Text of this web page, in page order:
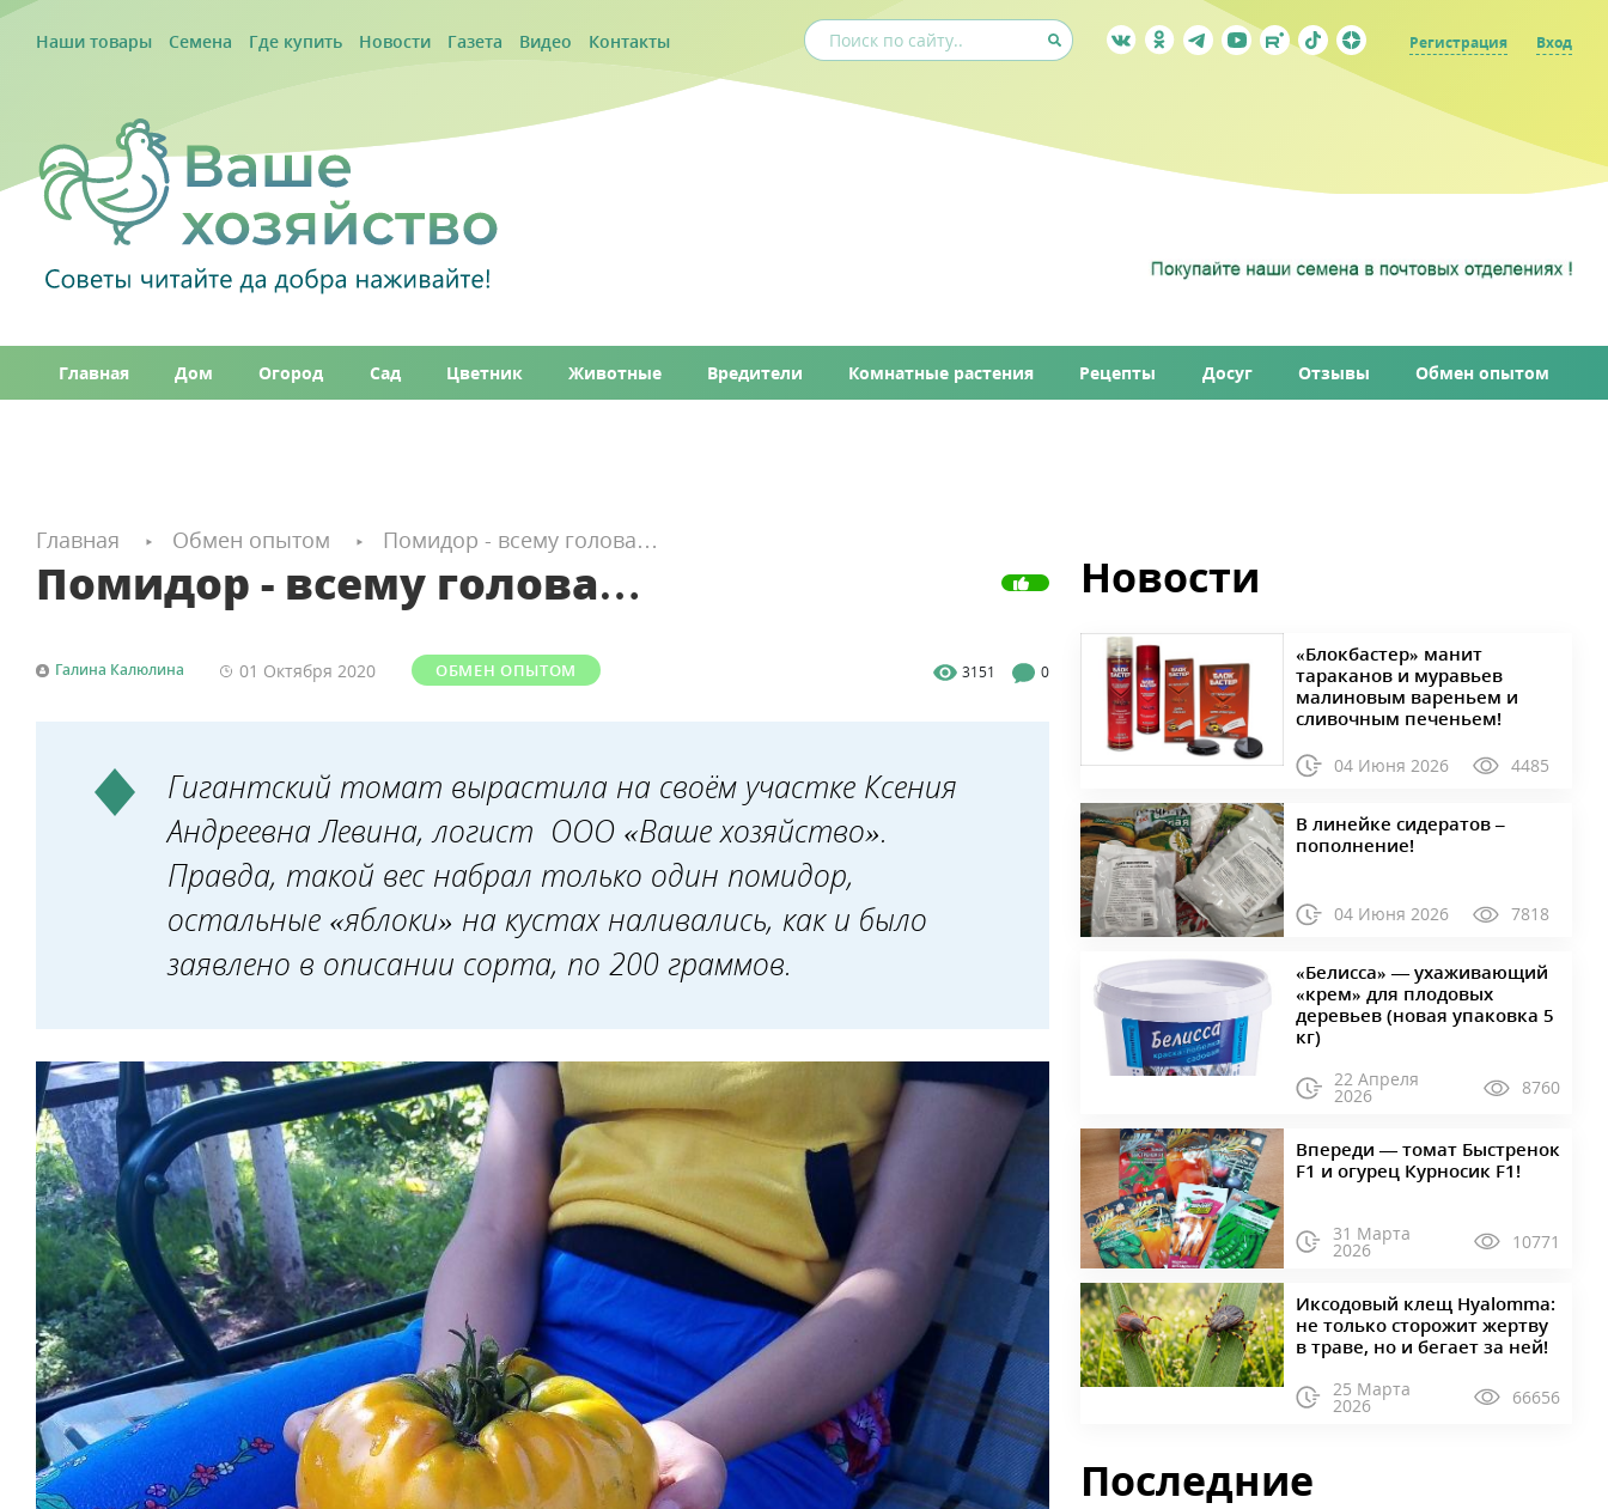
Наши товары Семена Где купить Новости Газета Видео Контакты Регистрация Вход
Главная Дом Огород Сад Цветник Животные Вредители Комнатные растения Рецепты Досуг Отзывы Обмен опытом
Главная Обмен опытом Помидор - всему голова…
Помидор - всему голова…
Галина Калюлина 01 Октября 2020 ОБМЕН ОПЫТОМ 3151 0
Гигантский томат вырастила на своём участке Ксения
Андреевна Левина, логист ООО «Ваше хозяйство».
Правда, такой вес набрал только один помидор,
остальные «яблоки» на кустах наливались, как и было
заявлено в описании сорта, по 200 граммов.
Новости
«Блокбастер» манит
тараканов и муравьев
малиновым вареньем и
сливочным печеньем!
04 Июня 2026 4485
В линейке сидератов –
пополнение!
04 Июня 2026 7818
«Белисса» — ухаживающий
«крем» для плодовых
деревьев (новая упаковка 5
кг)
22 Апреля
2026 8760
Впереди — томат Быстренок
F1 и огурец Курносик F1!
31 Марта
2026 10771
Иксодовый клещ Hyalomma:
не только сторожит жертву
в траве, но и бегает за ней!
25 Марта
2026 66656
Последние